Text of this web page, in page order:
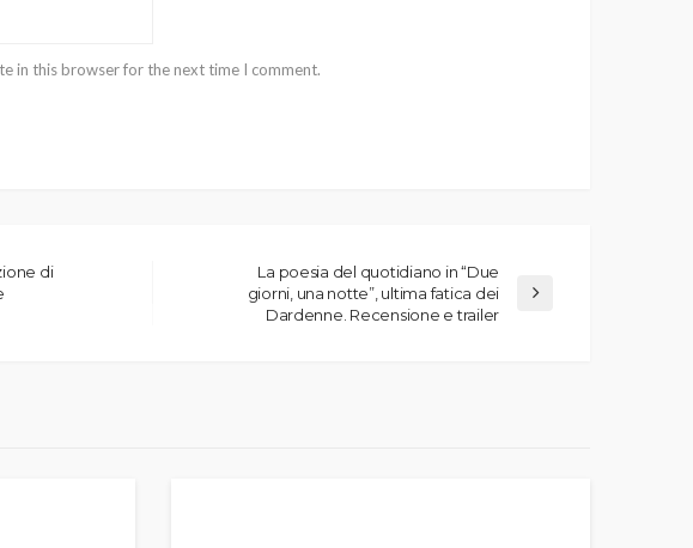
in this browser for the next time I comment.
di
La poesia del quotidiano in “Due
giorni, una notte”, ultima fatica dei
Dardenne. Recensione e trailer